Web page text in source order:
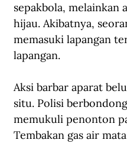
sepakbola, melainkan
hijau. Akibatnya,
memasuki lapangan
lapangan.
Aksi barbar aparat
situ. Polisi
memukuli penonton
Tembakan gas air